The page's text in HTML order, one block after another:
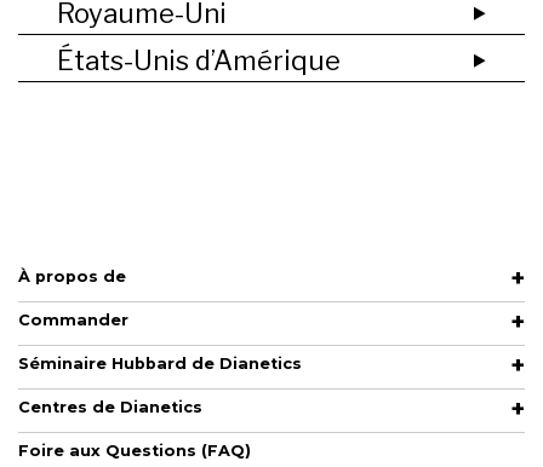
Royaume-Uni
États-Unis d’Amérique
À propos de
Commander
Séminaire Hubbard de Dianetics
Centres de Dianetics
Foire aux Questions (FAQ)